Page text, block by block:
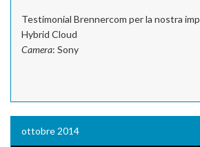
Testimonial Brennercom per la nostra
Hybrid Cloud
Camera: Sony
ottobre 2014